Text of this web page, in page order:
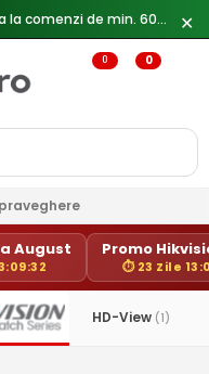
🎁 Câștigă săptămânal o cameră Dahua la comenzi de min. 600 lei — ✕
0 0
August Promo
⏱ 23 Zile
HD-View (1)